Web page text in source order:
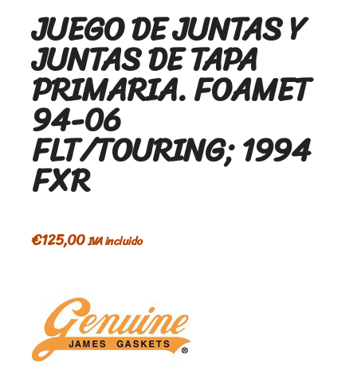
JUEGO DE JUNTAS Y
JUNTAS DE TAPA
PRIMARIA. FOAMET
94-06
FLT/TOURING; 1994
FXR
€125,00IVA incluido